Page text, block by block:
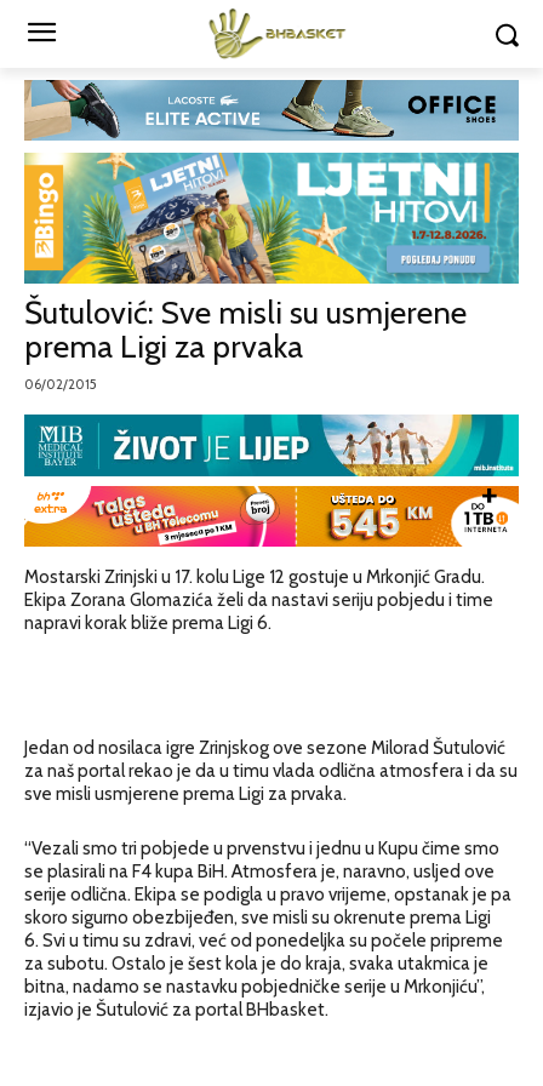
Šutulović: Sve misli su usmjerene
prema Ligi za prvaka
06/02/2015
Mostarski Zrinjski u 17. kolu Lige 12 gostuje u Mrkonjić Gradu.
Ekipa Zorana Glomazića želi da nastavi seriju pobjedu i time
napravi korak bliže prema Ligi 6.
Jedan od nosilaca igre Zrinjskog ove sezone Milorad Šutulović
za naš portal rekao je da u timu vlada odlična atmosfera i da su
sve misli usmjerene prema Ligi za prvaka.
“Vezali smo tri pobjede u prvenstvu i jednu u Kupu čime smo
se plasirali na F4 kupa BiH. Atmosfera je, naravno, usljed ove
serije odlična. Ekipa se podigla u pravo vrijeme, opstanak je pa
skoro sigurno obezbijeđen, sve misli su okrenute prema Ligi
6. Svi u timu su zdravi, već od ponedeljka su počele pripreme
za subotu. Ostalo je šest kola je do kraja, svaka utakmica je
bitna, nadamo se nastavku pobjedničke serije u Mrkonjiću”,
izjavio je Šutulović za portal BHbasket.